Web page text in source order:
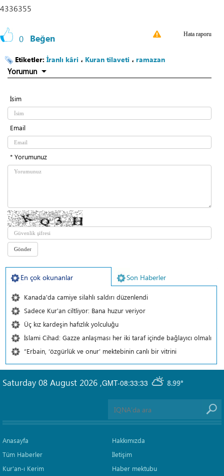
4336355
0 Beğen Hata raporu
Etiketler: İranlı kâri ، Kuran tilaveti ، ramazan
Yorumun
İsim
Email
* Yorumunuz
En çok okunanlar Son Haberler
Kanada'da camiye silahlı saldırı düzenlendi
Sadece Kur'an ciltliyor: Bana huzur veriyor
Üç kız kardeşin hafızlık yolculuğu
İslami Cihad: Gazze anlaşması her iki taraf içinde bağlayıcı olmalı
“Erbain, ‘özgürlük ve onur’ mektebinin canlı bir vitrini
GMT-08:33:33 8.99°
Saturday 08 August 2026 ,
Anasayfa
Tüm Haberler
Kur'an-ı Kerim
Hakkımızda
İletişim
Haber mektubu